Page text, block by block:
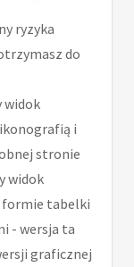
ryzyka
do
widok
i
stronie
widok
formie tabelki
- wersja ta
graficznej